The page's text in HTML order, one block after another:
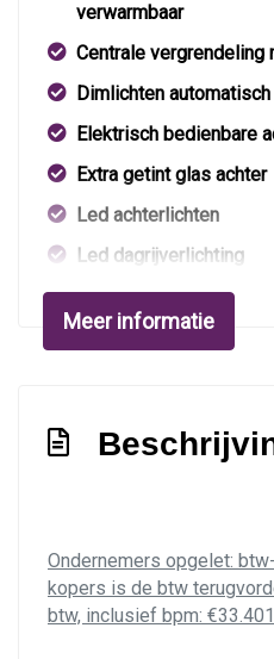
verwarmbaar
Centrale
Dimlichten automatisch
Elektrisch bedienbare
Extra getint glas achter
Led achterlichten
Led dagrijverlichting
Led koplampen
Lichtmetalen velgen 19"
Parkeersensor achter
Sportonderstel
Trekhaak uitklapbaar
Meer informatie
Ondernemers opgelet:
kopers is de btw
btw, inclusief bpm: €33.401